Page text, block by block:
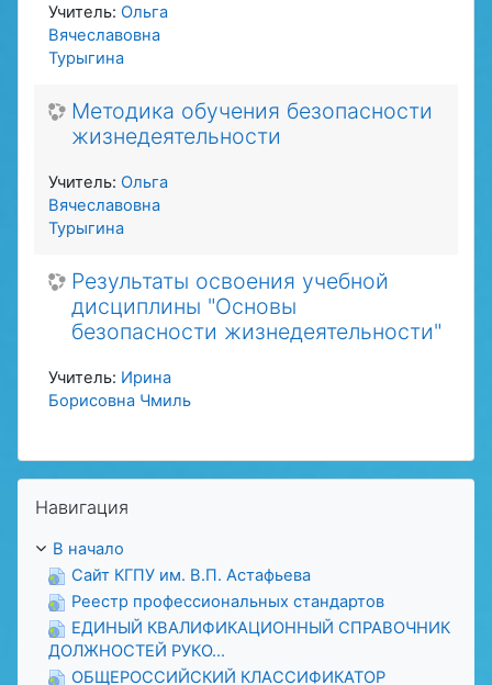
Учитель: Ольга
Вячеславовна
Турыгина
Методика обучения безопасности
жизнедеятельности
Учитель: Ольга
Вячеславовна
Турыгина
Результаты освоения учебной
дисциплины "Основы
безопасности жизнедеятельности"
Учитель: Ирина
Борисовна Чмиль
Пропустить Навигация
Навигация
В начало
Сайт КГПУ им. В.П. Астафьева
Реестр профессиональных стандартов
ЕДИНЫЙ КВАЛИФИКАЦИОННЫЙ СПРАВОЧНИК
ДОЛЖНОСТЕЙ РУКО...
ОБЩЕРОССИЙСКИЙ КЛАССИФИКАТОР